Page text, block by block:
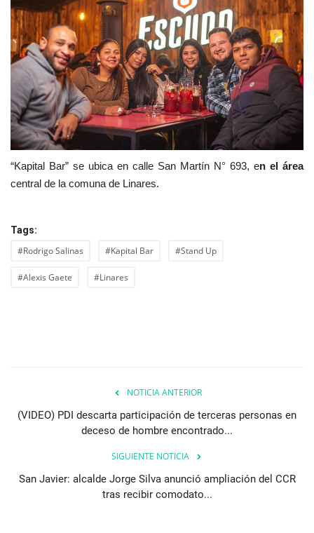
“Kapital Bar” se ubica en calle San Martín N° 693, en el área
central de la comuna de Linares.
Tags:
#Rodrigo Salinas #Kapital Bar #Stand Up
#Alexis Gaete #Linares
NOTICIA ANTERIOR
(VIDEO) PDI descarta participación de terceras personas en
deceso de hombre encontrado...
SIGUIENTE NOTICIA
San Javier: alcalde Jorge Silva anunció ampliación del CCR
tras recibir comodato...